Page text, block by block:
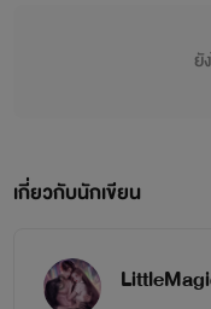
ยั
เกี่ยวกับนักเขียน